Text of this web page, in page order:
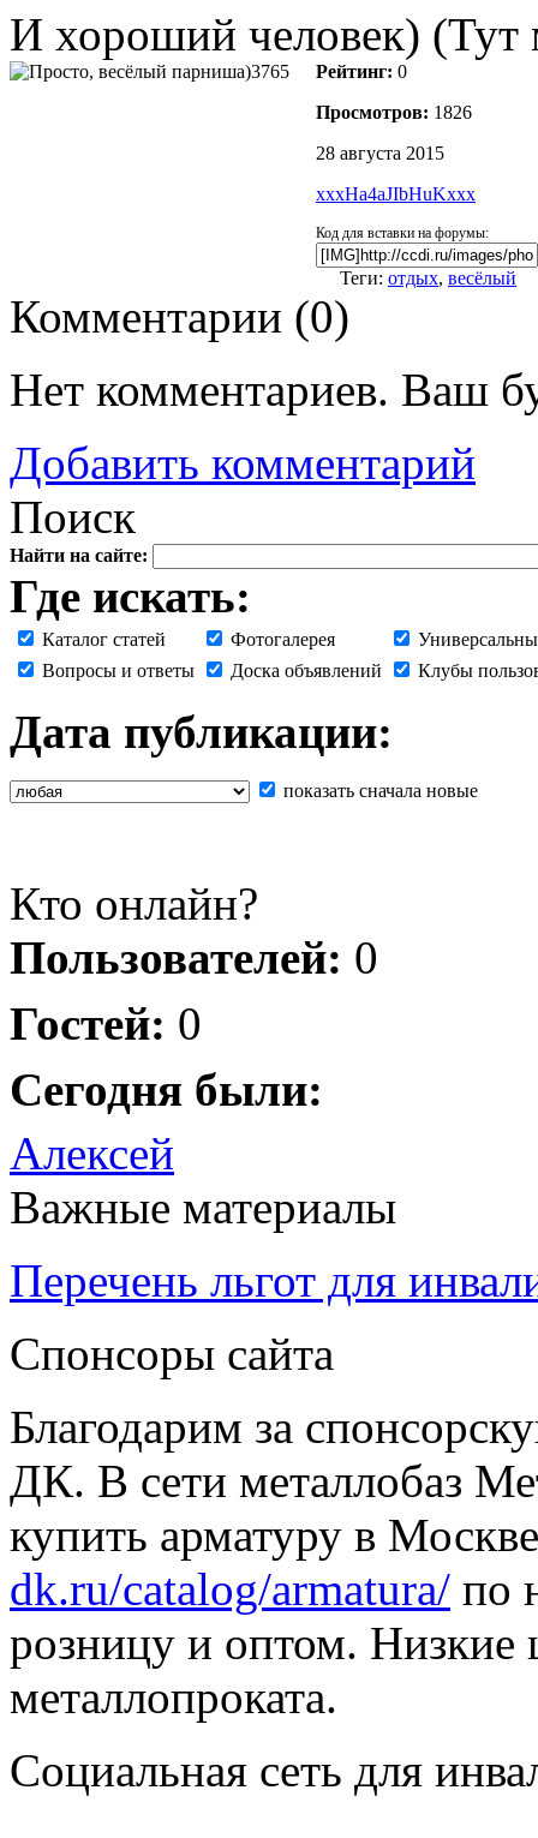
И хороший человек) (Тут
Рейтинг: 0
Просмотров: 1826
28 августа 2015
xxxHa4aJIbHuKxxx
Код для вставки на форумы:
Теги: отдых, весёлый
Комментарии (0)
Нет комментариев. Ваш
Добавить комментарий
Поиск
Найти на сайте:
Где искать:
Каталог статей Фотогалерея
Вопросы и ответы
Доска объявлений Клубы
Дата публикации:
показать сначала новые
Кто онлайн?
Пользователей: 0
Гостей: 0
Сегодня были:
Алексей
Важные материалы
Перечень льгот для
Спонсоры сайта
Благодарим за
ДК. В сети металлобаз
купить арматуру в
dk.ru/catalog/armatura/ по
розницу и оптом. Низкие
металлопроката.
Социальная сеть для